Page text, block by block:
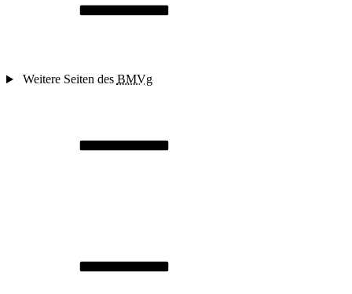
Weitere Seiten des BMVg